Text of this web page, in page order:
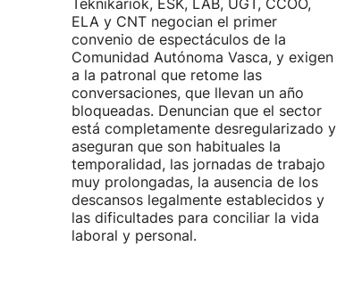
Teknikariok, ESK, LAB, UGT, CCOO,
ELA y CNT negocian el primer
convenio de espectáculos de la
Comunidad Autónoma Vasca, y exigen
a la patronal que retome las
conversaciones, que llevan un año
bloqueadas. Denuncian que el sector
está completamente desregularizado y
aseguran que son habituales la
temporalidad, las jornadas de trabajo
muy prolongadas, la ausencia de los
descansos legalmente establecidos y
las dificultades para conciliar la vida
laboral y personal.